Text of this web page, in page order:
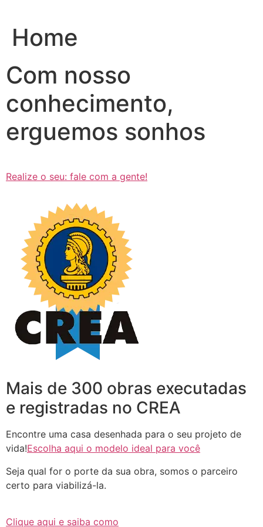
conteúdo
Home
Com nosso
conhecimento,
erguemos sonhos
Realize o seu: fale com a gente!
Mais de 300 obras executadas
e registradas no CREA
Encontre uma casa desenhada para o seu projeto de
vida!Escolha aqui o modelo ideal para você
Seja qual for o porte da sua obra, somos o parceiro
certo para viabilizá-la.
Clique aqui e saiba como